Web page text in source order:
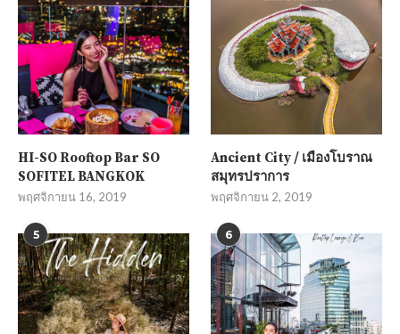
HI-SO Rooftop Bar SO
SOFITEL BANGKOK
พฤศจิกายน 16, 2019
Ancient City / เมืองโบราณ
สมุทรปราการ
พฤศจิกายน 2, 2019
5 6